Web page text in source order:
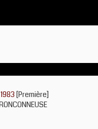
[Première]